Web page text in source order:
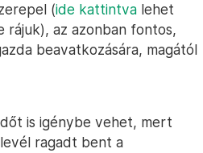
(ide kattintva lehet
rájuk), az azonban fontos,
beavatkozására, magától
is igénybe vehet, mert
ragadt bent a